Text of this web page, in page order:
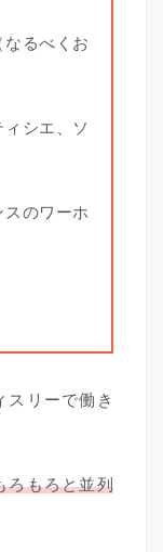
なるべくお
ィシエ、ソ
スのワーホ
スリーで働き
ろもろと並列